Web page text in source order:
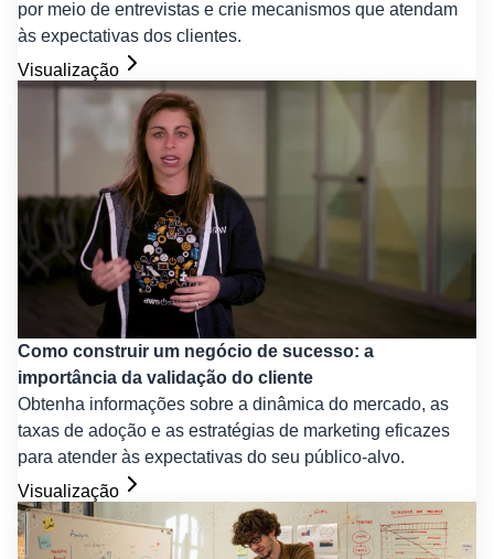
por meio de entrevistas e crie mecanismos que atendam
às expectativas dos clientes.
Visualização
Como construir um negócio de sucesso: a
importância da validação do cliente
Obtenha informações sobre a dinâmica do mercado, as
taxas de adoção e as estratégias de marketing eficazes
para atender às expectativas do seu público-alvo.
Visualização